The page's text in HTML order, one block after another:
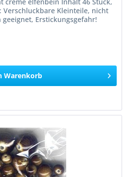
creme elfenbein Inhalt 46 Stück,
Verschluckbare Kleinteile, nicht
Erstickungsgefahr!
Warenkorb